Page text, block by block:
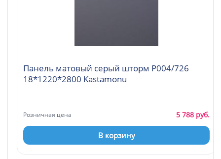
Панель матовый серый шторм Р004/726
18*1220*2800 Kastamonu
Розничная цена 5 788 руб.
В корзину